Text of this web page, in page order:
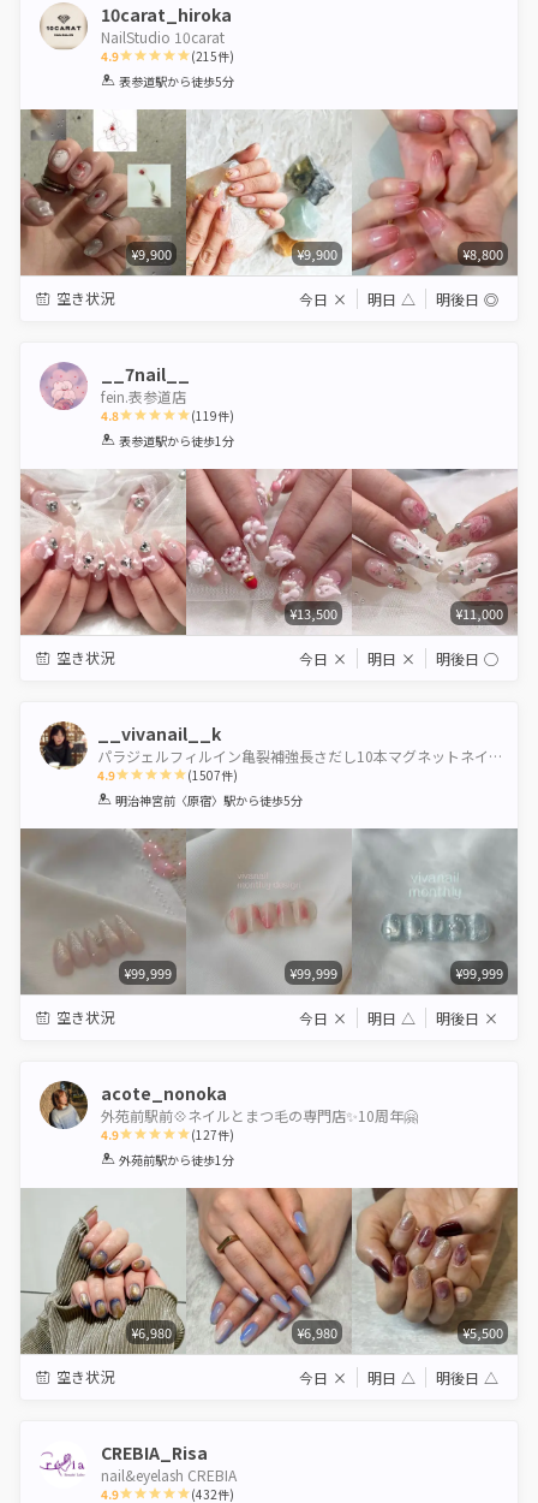
10carat_hiroka
NailStudio 10carat
4.9
1 2 3 4 5
(215件)
表参道駅から徒歩5分
¥9,900 ¥9,900 ¥8,800
空き状況 今日 × 明日 △ 明後日 ◎
__7nail__
fein.表参道店
4.8
1 2 3 4 5
(119件)
表参道駅から徒歩1分
¥13,500 ¥11,000
空き状況 今日 × 明日 × 明後日 ◯
__vivanail__k
パラジェルフィルイン亀裂補強長さだし10本マグネットネイル海外ネイル自爪を傷つけないワンホンネイル
4.9
1 2 3 4 5
(1507件)
明治神宮前〈原宿〉駅から徒歩5分
¥99,999 ¥99,999 ¥99,999
空き状況 今日 × 明日 △ 明後日 ×
acote_nonoka
外苑前駅前💠ネイルとまつ毛の専門店✨10周年🤗
4.9
1 2 3 4 5
(127件)
外苑前駅から徒歩1分
¥6,980 ¥6,980 ¥5,500
空き状況 今日 × 明日 △ 明後日 △
CREBIA_Risa
nail&eyelash CREBIA
4.9 (432件)